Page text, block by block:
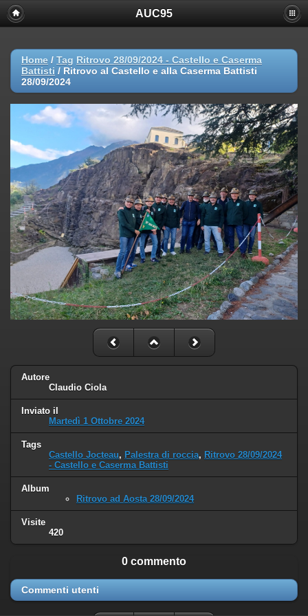
AUC95
Home / Tag Ritrovo 28/09/2024 - Castello e Caserma
Battisti / Ritrovo al Castello e alla Caserma Battisti
28/09/2024
Autore
Claudio Ciola
Inviato il
Martedì 1 Ottobre 2024
Tags
Castello Jocteau, Palestra di roccia, Ritrovo 28/09/2024
- Castello e Caserma Battisti
Album
Ritrovo ad Aosta 28/09/2024
Visite
420
0 commento
Commenti utenti